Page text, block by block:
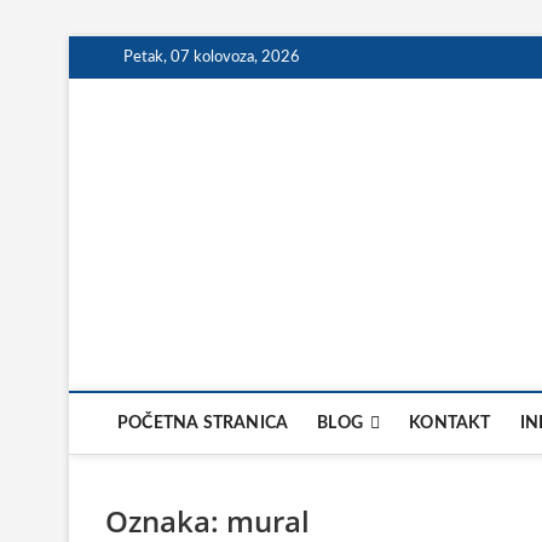
to
Petak, 07 kolovoza, 2026
POČETNA STRANICA BLOG KONTAKT
Oznaka: mural